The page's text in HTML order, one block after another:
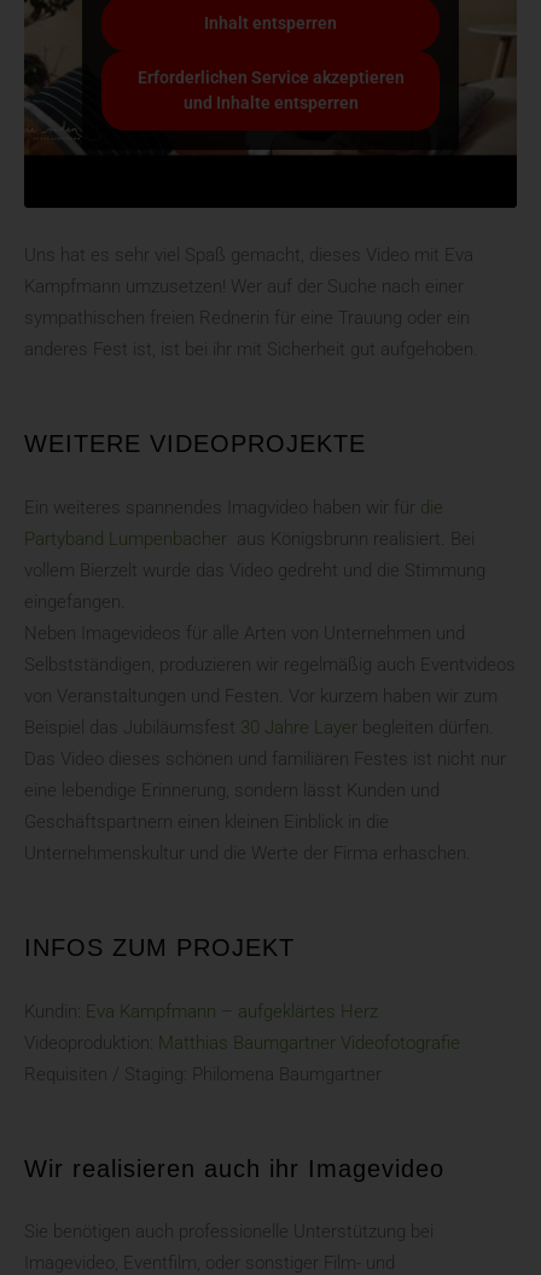
Inhalt entsperren
Erforderlichen Service akzeptieren
und Inhalte entsperren
Uns hat es sehr viel Spaß gemacht, dieses Video mit Eva
Kampfmann umzusetzen! Wer auf der Suche nach einer
sympathischen freien Rednerin für eine Trauung oder ein
anderes Fest ist, ist bei ihr mit Sicherheit gut aufgehoben.
WEITERE VIDEOPROJEKTE
Ein weiteres spannendes Imagvideo haben wir für die
Partyband Lumpenbacher aus Königsbrunn realisiert. Bei
vollem Bierzelt wurde das Video gedreht und die Stimmung
eingefangen.
Neben Imagevideos für alle Arten von Unternehmen und
Selbstständigen, produzieren wir regelmäßig auch Eventvideos
von Veranstaltungen und Festen. Vor kurzem haben wir zum
Beispiel das Jubiläumsfest 30 Jahre Layer begleiten dürfen.
Das Video dieses schönen und familiären Festes ist nicht nur
eine lebendige Erinnerung, sondern lässt Kunden und
Geschäftspartnern einen kleinen Einblick in die
Unternehmenskultur und die Werte der Firma erhaschen.
INFOS ZUM PROJEKT
Kundin: Eva Kampfmann – aufgeklärtes Herz
Videoproduktion: Matthias Baumgartner Videofotografie
Requisiten / Staging: Philomena Baumgartner
Wir realisieren auch ihr Imagevideo
Sie benötigen auch professionelle Unterstützung bei
Imagevideo, Eventfilm, oder sonstiger Film- und